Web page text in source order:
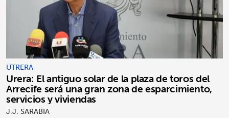
UTRERA
Urera: El antiguo solar de la plaza de toros del
Arrecife será una gran zona de esparcimiento,
servicios y viviendas
J.J. SARABIA